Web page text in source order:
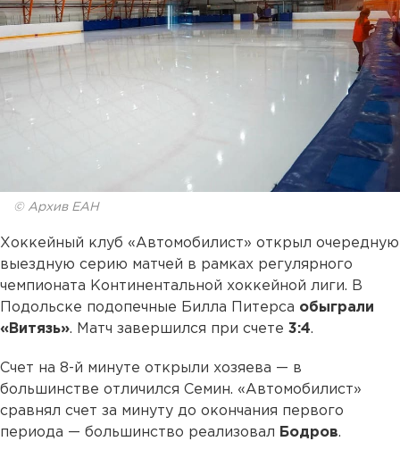
© Архив ЕАН
Хоккейный клуб «Автомобилист» открыл очередную
выездную серию матчей в рамках регулярного
чемпионата Континентальной хоккейной лиги. В
Подольске подопечные Билла Питерса обыграли
«Витязь». Матч завершился при счете 3:4.
Счет на 8-й минуте открыли хозяева — в
большинстве отличился Семин. «Автомобилист»
сравнял счет за минуту до окончания первого
периода — большинство реализовал Бодров.